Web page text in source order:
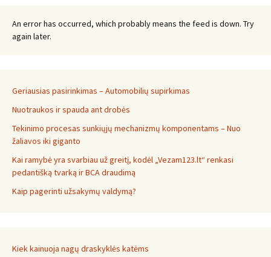
An error has occurred, which probably means the feed is down. Try
again later.
Geriausias pasirinkimas – Automobilių supirkimas
Nuotraukos ir spauda ant drobės
Tekinimo procesas sunkiųjų mechanizmų komponentams – Nuo
žaliavos iki giganto
Kai ramybė yra svarbiau už greitį, kodėl „Vezam123.lt“ renkasi
pedantišką tvarką ir BCA draudimą
Kaip pagerinti užsakymų valdymą?
Kiek kainuoja nagų draskyklės katėms